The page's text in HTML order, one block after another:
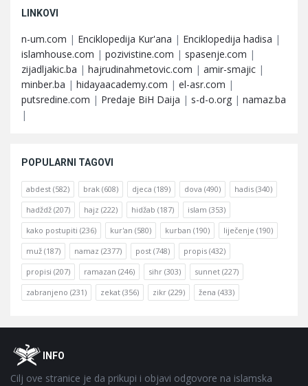
LINKOVI
n-um.com | Enciklopedija Kur'ana | Enciklopedija hadisa |
islamhouse.com | pozivistine.com | spasenje.com |
zijadljakic.ba | hajrudinahmetovic.com | amir-smajic |
minber.ba | hidayaacademy.com | el-asr.com |
putsredine.com | Predaje BiH Daija | s-d-o.org | namaz.ba
|
POPULARNI TAGOVI
abdest (582) brak (608) djeca (189) dova (490) hadis (340)
hadždž (207) hajz (222) hidžab (187) islam (353)
kako postupiti (236) kur'an (580) kurban (190) liječenje (190)
muž (187) namaz (2377) post (748) propis (432)
propisi (207) ramazan (246) sihr (303) sunnet (227)
zabranjeno (231) zekat (356) zikr (229) žena (433)
FooterOINFO
Cilj ove stranice je da prikupi i objavi odgovore na islamska